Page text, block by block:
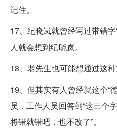
记住。
17、纪晓岚就曾经写过带错字
人就会想到纪晓岚。
18、老先生也可能想通过这种
19、但其实有人曾经就这个“
员，工作人员回答到“这三个
将错就错吧，也不改了”。